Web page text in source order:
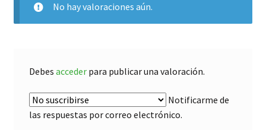
No hay valoraciones aún.
Debes accederpara publicar una valoración.
Notificarme de
las respuestas por correo electrónico.